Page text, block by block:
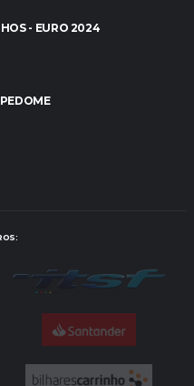
- EURO 2024